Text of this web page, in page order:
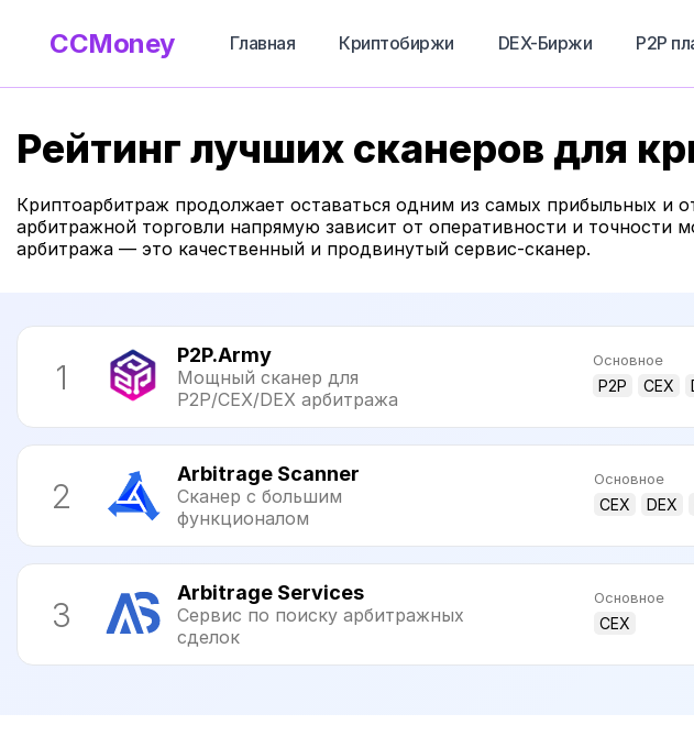
CCMoney Главная Криптобиржи DEX-Биржи P2P
Рейтинг лучших сканеров для
Криптоарбитраж продолжает оставаться одним из самых прибыльных и
арбитражной торговли напрямую зависит от оперативности и
арбитража — это качественный и продвинутый сервис-сканер.
1
P2P.Army
Мощный сканер для
P2P/CEX/DEX арбитража
Основное
P2P CEX
2
Arbitrage Scanner
Сканер с большим
функционалом
Основное
CEX DEX
3
Arbitrage Services
Сервис по поиску арбитражных
сделок
Основное
CEX